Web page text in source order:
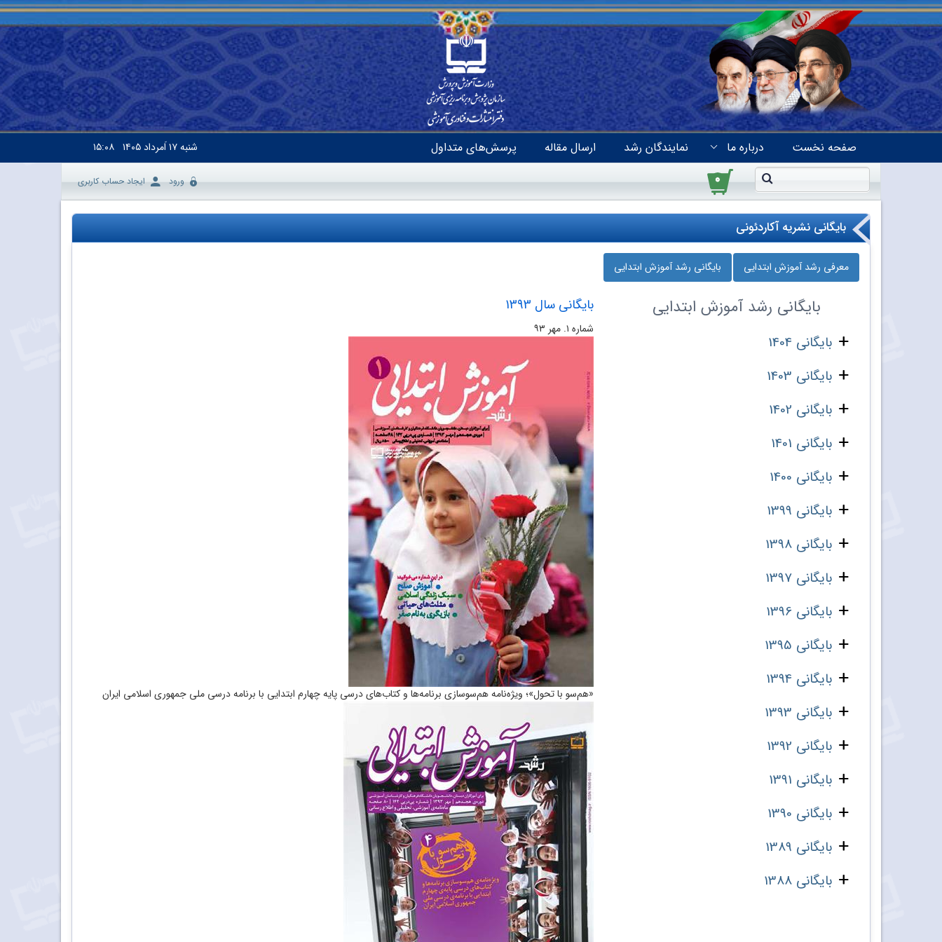
صفحه نخست درباره ما نمایندگان رشد ارسال مقاله پرسش‌های متداول شنبه۱۷ اَمرداد ۱۴۰۵ ۱۵:۰۸
۰ ورود ایجاد حساب کاربری
بایگانی نشریه آکاردئونی
معرفی رشد آموزش ابتدایی بایگانی رشد آموزش ابتدایی
بایگانی رشد آموزش ابتدایی
بایگانی 1404
بایگانی 1403
بایگانی 1402
بایگانی 1401
بایگانی 1400
بایگانی 1399
بایگانی 1398
بایگانی 1397
بایگانی 1396
بایگانی 1395
بایگانی 1394
بایگانی 1393
بایگانی 1392
بایگانی 1391
بایگانی 1390
بایگانی 1389
بایگانی 1388
بایگانی سال 1393
شماره ۱. مهر ۹۳
«هم‌سو با تحول»؛ ویژه‌نامه هم‌سوسازی برنامه‌ها و کتاب‌های درسی پایه چهارم ابتدایی با برنامه درسی ملی جمهوری اسلامی ایران